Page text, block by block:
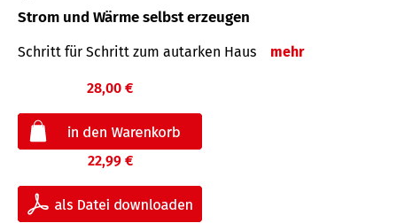
Strom und Wärme selbst erzeugen
Schritt für Schritt zum autarken Haus mehr
28,00 €
22,99 €